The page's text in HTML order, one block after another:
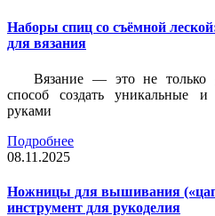
Наборы спиц со съёмной
для вязания
Вязание — это не только
способ создать уникальные
руками
Подробнее
08.11.2025
Ножницы для вышивания
инструмент для рукоделия